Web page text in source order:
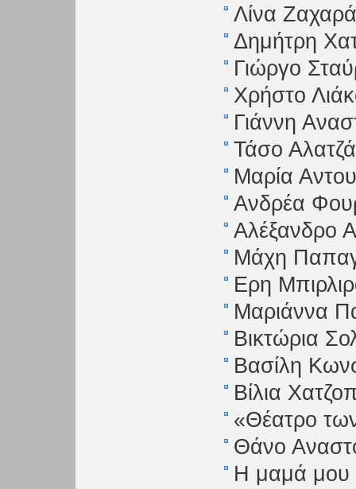
Λίνα
Δημήτρη
Γιώργο
Χρήστο
Γιάννη
Τάσο
Μαρία
Ανδρέα
Αλέξανδρο
Μάχη
Ερη
Μαριάννα
Βικτώρια
Βασίλη
Βίλια
«Θέατρο
Θάνο
H μαμά μου